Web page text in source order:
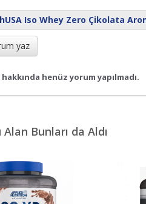
Iso Whey Zero Çikolata
yaz
henüz yorum yapılmadı.
Bunları da Aldı